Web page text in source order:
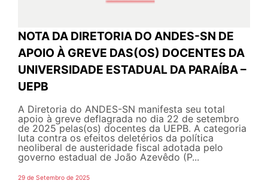
NOTA DA DIRETORIA DO ANDES-SN DE
APOIO À GREVE DAS(OS) DOCENTES DA
UNIVERSIDADE ESTADUAL DA PARAÍBA –
UEPB
A Diretoria do ANDES-SN manifesta seu total
apoio à greve deflagrada no dia 22 de setembro
de 2025 pelas(os) docentes da UEPB. A categoria
luta contra os efeitos deletérios da política
neoliberal de austeridade fiscal adotada pelo
governo estadual de João Azevêdo (P...
29 de Setembro de 2025